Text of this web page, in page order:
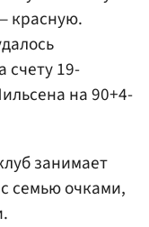
красную.
счету 19-
на 90+4-
занимает
семью очками,